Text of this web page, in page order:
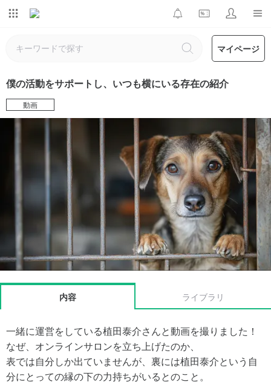
マイページ
僕の活動をサポートし、いつも横にいる存在の紹介
動画
内容 ライブラリ
一緒に運営をしている植田泰介さんと動画を撮りました！
なぜ、オンラインサロンを立ち上げたのか、
表では自分しか出ていませんが、裏には植田泰介という自
分にとっての縁の下の力持ちがいるとのこと。